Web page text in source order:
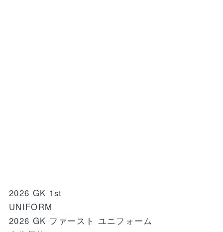
2026 GK 1st
UNIFORM
2026 GK ファースト ユニフォーム